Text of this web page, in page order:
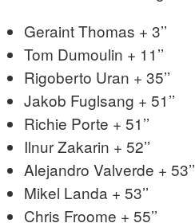
Geraint Thomas + 3’’
Tom Dumoulin + 11’’
Rigoberto Uran + 35’’
Jakob Fuglsang + 51’’
Richie Porte + 51’’
Ilnur Zakarin + 52’’
Alejandro Valverde + 53’’
Mikel Landa + 53’’
Chris Froome + 55’’